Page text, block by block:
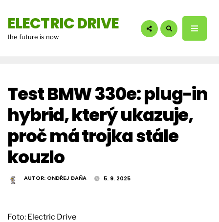
ELECTRIC DRIVE
the future is now
Test BMW 330e: plug-in
hybrid, který ukazuje,
proč má trojka stále
kouzlo
AUTOR: ONDŘEJ DAŇA 5. 9. 2025
Foto: Electric Drive